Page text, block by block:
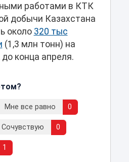
работами в КТК
добычи Казахстана
около 320 тыс
(1,3 млн тонн) на
конца апреля.
Мне все равно 0
Сочувствую 0
1